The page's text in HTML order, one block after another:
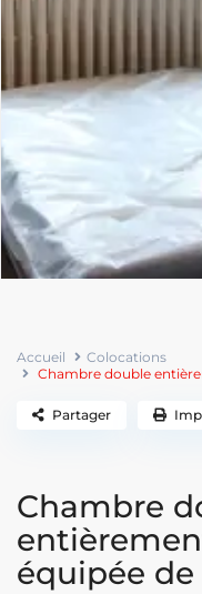
Accueil
Colocations
Chambre double
Chambre
équipée de
Partager